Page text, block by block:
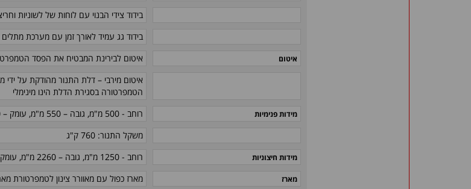
בידוד צידי הבנוי עם לוחות של לשוניות
בידוד גג עמיד לאורך זמן עם מערכת מתלים
איטום
איטום לבירינת המבטיח את הפסד
איטום מירבי – דלת התנור מהודקת על
הטמפרטורה בסגירת הדלת הינו מינימלי
מידות פנימיות רוחב - 500 מ"מ, גובה – 550 מ"מ
, עומק – 550 מ"מ
משקל התנור: 760 ק"ג
מידות חיצוניות רוחב - 1250 מ"מ, גובה – 2260 מ"מ, עומק – 1040 מ"מ
מארז מארז כפול עם מאוורר צינון לטמפרטורת